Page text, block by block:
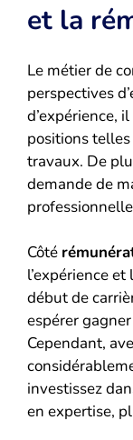
et la
Le métier de
perspectives
d’expérience,
positions
travaux. De
demande de
Côté
l’expérience
début de
espérer
Cependant,
investissez
en expertise,